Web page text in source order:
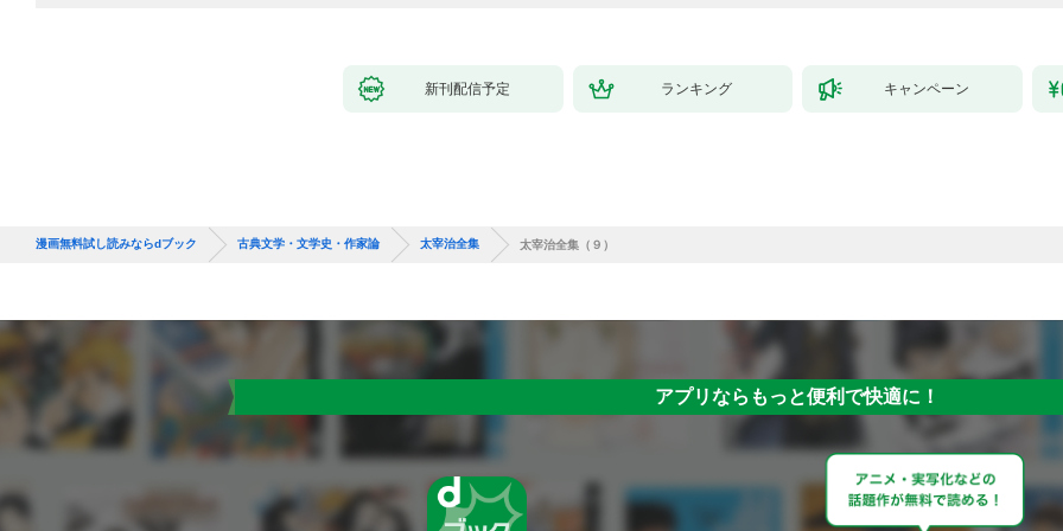
新刊配信予定 ランキング キャンペーン
漫画無料試し読みならdブック 古典文学・文学史・作家論 太宰治全集 太宰治全集（９）
アプリならもっと便利で快適に！